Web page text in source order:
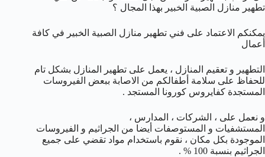
تطهير منازل الصبية الخبير بهذا المجال ؟
يمكنكم الاعتماد على فني تطهير منازل الصبية الخبير في كافة
أعمال
التطهير و تعقيم المنازل ، يعمل على تطهير المنازل بشكل تام
للحفاظ على سلامة أطفالكم من الاصابة ببعض الفيروسات
المستجدة كفايروس كورونا المستجد .
و نعمل على ، الشركات ، المدارس ،
المستشفيات و المستوصفات أيضا من الجراثيم و الفيروسات
الموجودة بكل مكان ، نقوم باستخدام مواد تقضي على جميع
الجراثيم بنسبة 100 % .